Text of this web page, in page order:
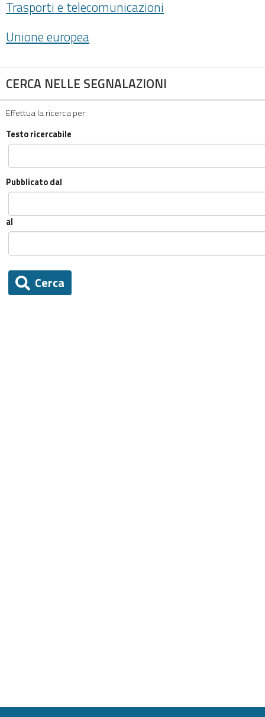
Trasporti e telecomunicazioni
Unione europea
CERCA NELLE SEGNALAZIONI
Effettua la ricerca per:
Testo ricercabile
Pubblicato dal
al